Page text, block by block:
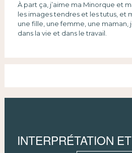
À part ça, j’aime ma Minorque et
les images tendres et les tutus, et
une fille, une femme, une maman,
dans la vie et dans le travail.
INTERPRÉTATION